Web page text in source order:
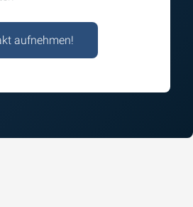
aufnehmen!